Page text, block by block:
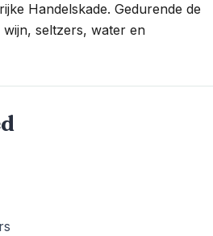
Handelskade. Gedurende de
seltzers, water en